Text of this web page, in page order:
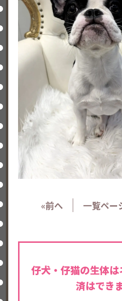
«前へ 一覧ペー
仔犬・仔猫の生体
済はでき